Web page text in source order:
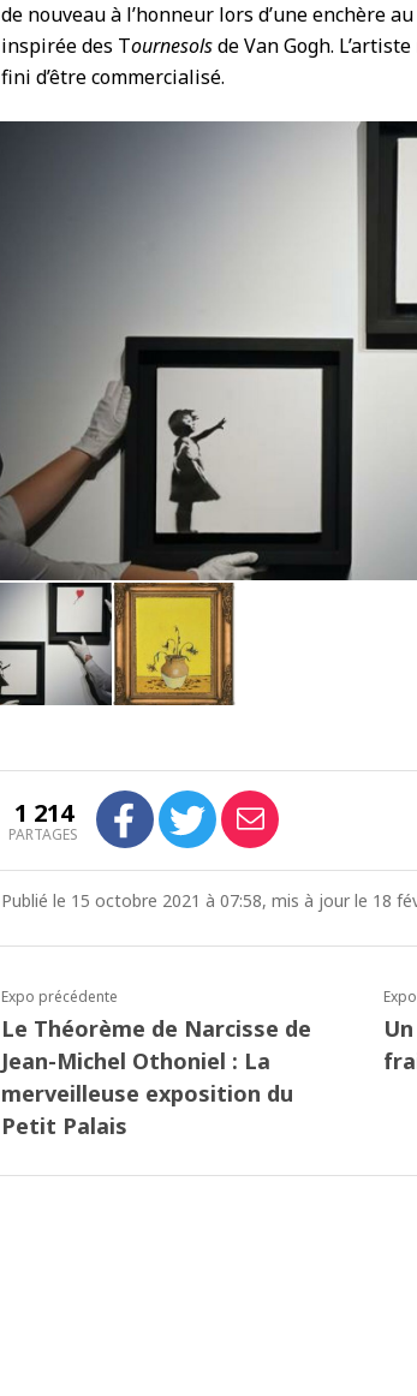
de nouveau à l’honneur lors d’une enchère
inspirée des Tournesolsde Van Gogh.
fini d’être commercialisé.
1 214
PARTAGES
Publié le 15 octobre 2021 à 07:58, mis à jour le 18
Expo précédente
Le Théorème de Narcisse de
Jean-Michel Othoniel : La
merveilleuse exposition du
Petit Palais